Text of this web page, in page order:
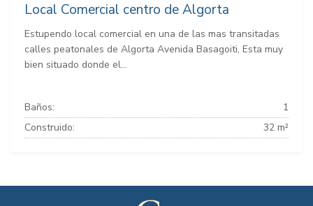
Local Comercial centro de Algorta
Estupendo local comercial en una de las mas transitadas
calles peatonales de Algorta Avenida Basagoiti, Esta muy
bien situado donde el...
Baños:
1
Construido:
32 m²